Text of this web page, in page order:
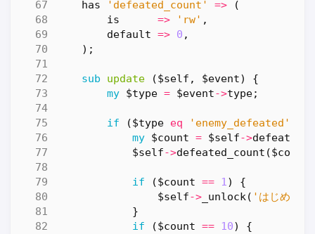
has 'defeated_count' =>
(
is
=> 'rw' ,
default => 0 ,
);
sub update
($self, $event) {
my $type = $event->type;
if ($type eq 'enemy_defeated'
my $count = $self->
$self->defeated_count ($count
if ($count == 1)
{
$self-> _unlock( 'はじめて
}
if
($count == 10)
{